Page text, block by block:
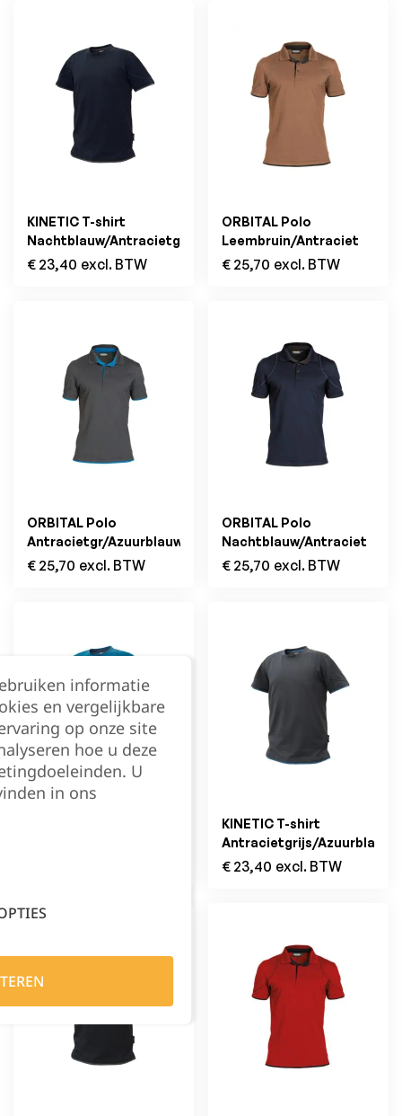
KINETIC T-shirt
Nachtblauw/Antracietgrijs
€ 23,40 excl. BTW
ORBITAL Polo
Leembruin/Antraciet
€ 25,70 excl. BTW
ORBITAL Polo
Antracietgr/Azuurblauw
€ 25,70 excl. BTW
ORBITAL Polo
Nachtblauw/Antraciet
€ 25,70 excl. BTW
KINETIC T-shirt
Antracietgrijs/Azuurblauw
€ 23,40 excl. BTW
informatie
en vergelijkbare
op onze site
hoe u deze
U
in ons